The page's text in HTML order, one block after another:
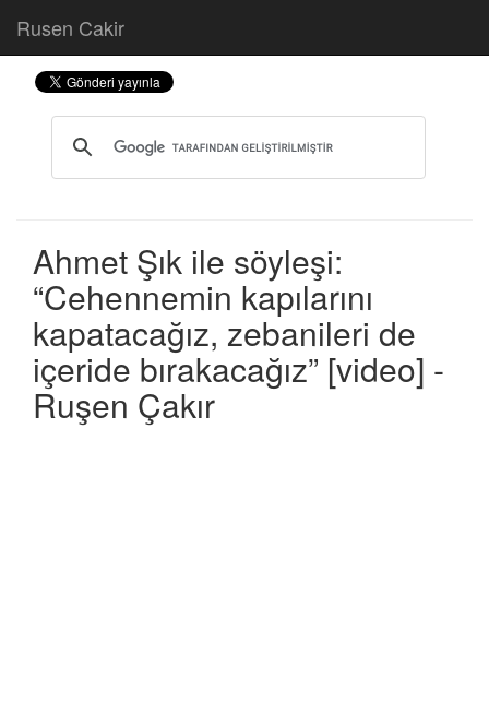
Rusen Cakir
Ahmet Şık ile söyleşi:
“Cehennemin kapılarını
kapatacağız, zebanileri de
içeride bırakacağız” [video] -
Ruşen Çakır